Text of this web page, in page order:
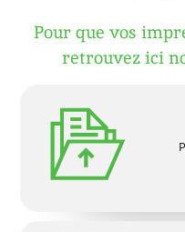
Pour que vos
retrouvez ici